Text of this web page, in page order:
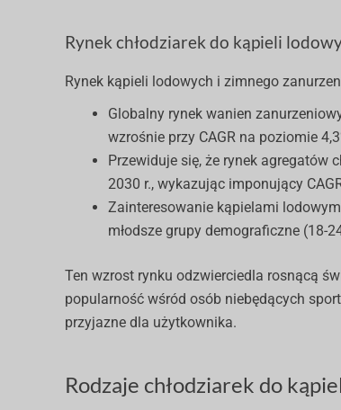
Rynek chłodziarek do kąpieli
Rynek kąpieli lodowych i zimnego
Globalny rynek wanien
wzrośnie przy CAGR na poziomie
Przewiduje się, że rynek agregatów
2030 r., wykazując imponujący
Zainteresowanie kąpielami
młodsze grupy demograficzne (18-
Ten wzrost rynku odzwierciedla rosnącą
popularność wśród osób niebędących
przyjazne dla użytkownika.
Rodzaje chłodziarek do